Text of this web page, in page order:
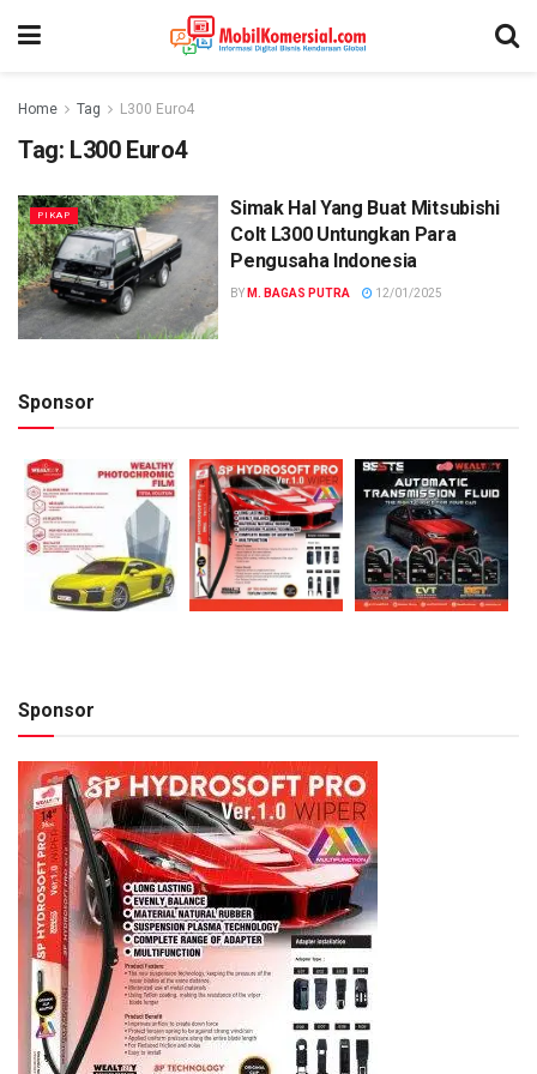
Home Tag L300 Euro4
Tag: L300 Euro4
PIKAP
Simak Hal Yang Buat Mitsubishi
Colt L300 Untungkan Para
Pengusaha Indonesia
BY M. BAGAS PUTRA 12/01/2025
Sponsor
Sponsor